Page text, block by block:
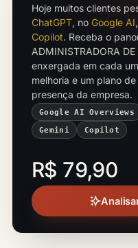
Hoje muitos clientes
ChatGPT, no Google AI
Copilot. Receba o
ADMINISTRADORA
enxergada em cada
melhoria e um plano
presença da empresa.
Google AI Overviews
Gemini Copilot
R$ 79,90